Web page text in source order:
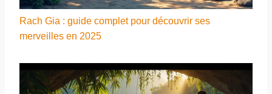
Rach Gia : guide complet pour découvrir ses
merveilles en 2025